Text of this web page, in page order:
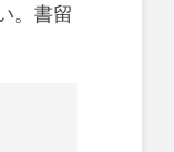
。書留